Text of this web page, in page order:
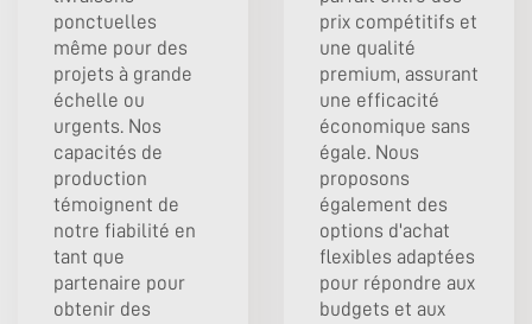
ponctuelles
même pour des
projets à grande
échelle ou
urgents. Nos
capacités de
production
témoignent de
notre fiabilité en
tant que
partenaire pour
obtenir des
prix compétitifs et
une qualité
premium, assurant
une efficacité
économique sans
égale. Nous
proposons
également des
options d'achat
flexibles adaptées
pour répondre aux
budgets et aux